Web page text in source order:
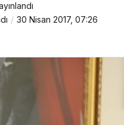
30 Nisan 2017, 07:26